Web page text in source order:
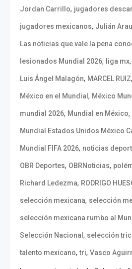
Jordan Carrillo, jugadores
jugadores mexicanos, Julián
Las noticias que vale la pena
lesionados Mundial 2026, liga mx,
Luis Ángel Malagón, MARCEL RUIZ,
México en el Mundial , México
mundial 2026, Mundial en México,
Mundial Estados Unidos México
Mundial FIFA 2026, noticias
OBR Deportes, OBRNoticias,
Richard Ledezma, RODRIGO
selección mexicana, selección
selección mexicana rumbo al
Selección Nacional , selección
talento mexicano,tri, Vasco